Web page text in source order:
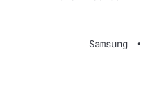
Samsung •